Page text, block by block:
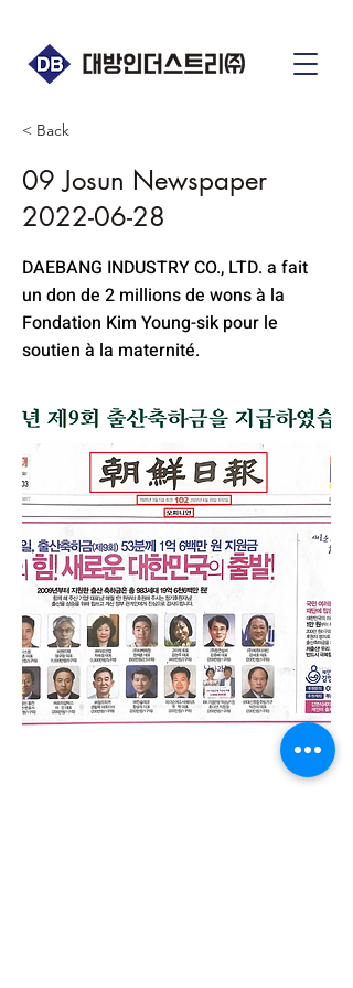
< Back
09 Josun Newspaper
2022-06-28
DAEBANG INDUSTRY CO., LTD. a fait
un don de 2 millions de wons à la
Fondation Kim Young-sik pour le
soutien à la maternité.